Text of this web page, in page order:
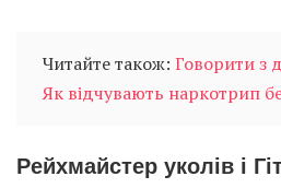
Читайте також: Говорити з
Як відчувають наркотрип
Рейхмайстер уколів і